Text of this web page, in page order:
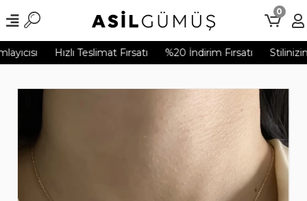
Hızlı Teslimat Fırsatı %20 İndirim Fırsatı Stilinizin
0